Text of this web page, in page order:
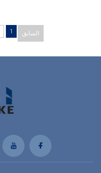
السابق 1